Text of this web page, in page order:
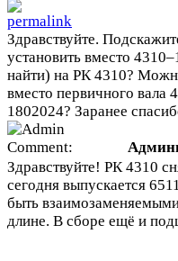
Здравствуйте.
установить вместо
найти) на РК 4310?
вместо первичного вала
1802024? Заранее
Здравствуйте! РК 4310
сегодня выпускается
быть
длине. В сборе ещё и